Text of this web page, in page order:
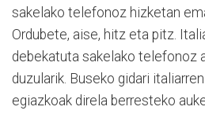
sakelako telefonoz hizketan
Ordubete, aise, hitz eta pitz.
debekatuta sakelako telefonoz
duzularik. Buseko gidari
egiazkoak direla berresteko